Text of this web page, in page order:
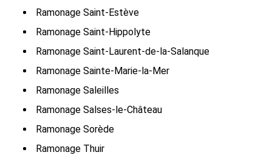
Ramonage Saint-Estève
Ramonage Saint-Hippolyte
Ramonage Saint-Laurent-de-la-Salanque
Ramonage Sainte-Marie-la-Mer
Ramonage Saleilles
Ramonage Salses-le-Château
Ramonage Sorède
Ramonage Thuir